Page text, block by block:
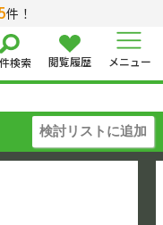
件！
検索 閲覧履歴 メニュー
検討リストに追加